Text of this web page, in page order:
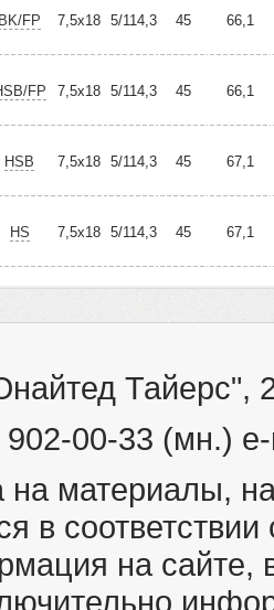
BK/FP 7,5x18 5/114,3 45 66,1
FP 7,5x18 5/114,3 45 66,1
HSB 7,5x18 5/114,3 45 67,1
HS 7,5x18 5/114,3 45 67,1
Тайерс",
902-00-33 (мн.)
на материалы,
в
на сайте,